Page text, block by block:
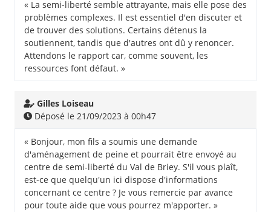
« La semi-liberté semble attrayante, mais elle pose des
problèmes complexes. Il est essentiel d'en discuter et
de trouver des solutions. Certains détenus la
soutiennent, tandis que d'autres ont dû y renoncer.
Attendons le rapport car, comme souvent, les
ressources font défaut. »
Gilles Loiseau
Déposé le 21/09/2023 à 00h47
« Bonjour, mon fils a soumis une demande
d'aménagement de peine et pourrait être envoyé au
centre de semi-liberté du Val de Briey. S'il vous plaît,
est-ce que quelqu'un ici dispose d'informations
concernant ce centre ? Je vous remercie par avance
pour toute aide que vous pourrez m'apporter. »